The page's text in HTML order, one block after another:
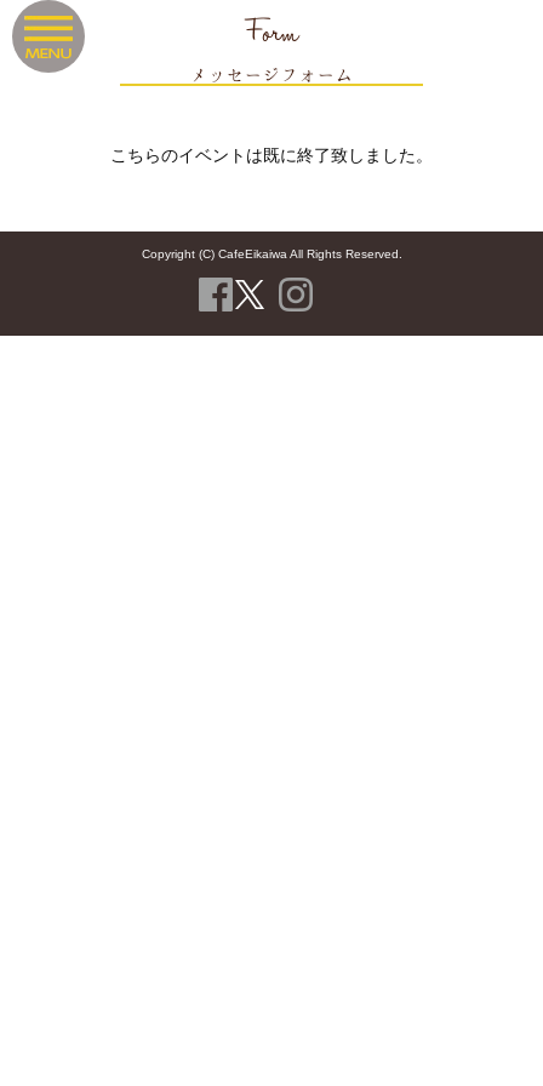
Form
メッセージフォーム
こちらのイベントは既に終了致しました。
Copyright (C) CafeEikaiwa All Rights Reserved.